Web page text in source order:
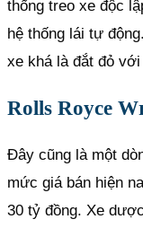
thống treo xe độc
hệ thống lái tự
xe khá là đắt đỏ
Rolls Royce
Đây cũng là một
mức giá bán hiện
30 tỷ đồng. Xe